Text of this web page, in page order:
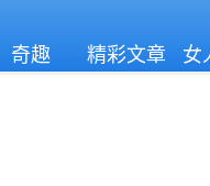
奇趣 精彩文章 女